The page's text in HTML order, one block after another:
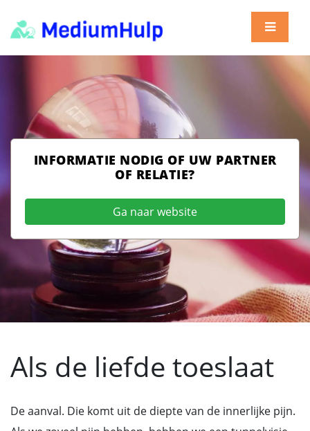
INFORMATIE NODIG OF UW PARTNER
OF RELATIE?
Ga naar website
Als de liefde toeslaat
De aanval. Die komt uit de diepte van de innerlijke pijn.